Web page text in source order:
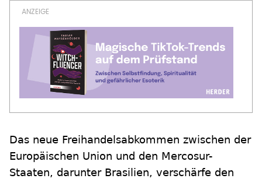
Das neue Freihandelsabkommen zwischen der
Europäischen Union und den Mercosur-
Staaten, darunter Brasilien, verschärfe den